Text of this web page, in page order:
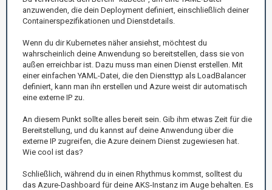
anzuwenden, die dein Deployment definiert, einschließlich deiner
Containerspezifikationen und Dienstdetails.
Wenn du dir Kubernetes näher ansiehst, möchtest du
wahrscheinlich deine Anwendung so bereitstellen, dass sie von
außen erreichbar ist. Dazu muss man einen Dienst erstellen. Mit
einer einfachen YAML-Datei, die den Diensttyp als LoadBalancer
definiert, kann man ihn erstellen und Azure weist dir automatisch
eine externe IP zu.
An diesem Punkt sollte alles bereit sein. Gib ihm etwas Zeit für die
Bereitstellung, und du kannst auf deine Anwendung über die
externe IP zugreifen, die Azure deinem Dienst zugewiesen hat.
Wie cool ist das?
Schließlich, während du in einen Rhythmus kommst, solltest du
das Azure-Dashboard für deine AKS-Instanz im Auge behalten. Es